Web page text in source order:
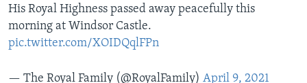
His Royal Highness passed away peacefully this
morning at Windsor Castle.
pic.twitter.com/XOIDQqlFPn
— The Royal Family (@RoyalFamily) April 9, 2021